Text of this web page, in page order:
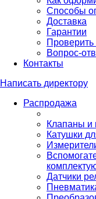
Способы
Доставка
Гарантии
Проверить
Вопрос-
Контакты
Написать директору
Распродажа
Клапаны и
Катушки
Датчики